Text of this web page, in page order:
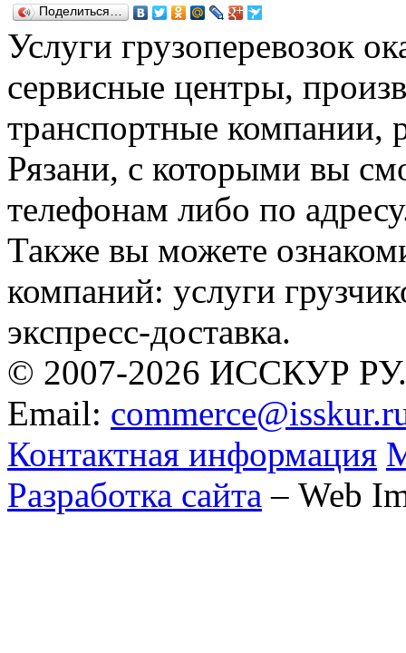
Поделиться…
Услуги грузоперевозок
сервисные центры,
транспортные компании,
Рязани, с которыми вы
телефонам либо по
Также вы можете
компаний: услуги
экспресс-доставка.
© 2007-2026 ИССКУР РУ.
Email:
Контактная информация
Разработка сайта – Web